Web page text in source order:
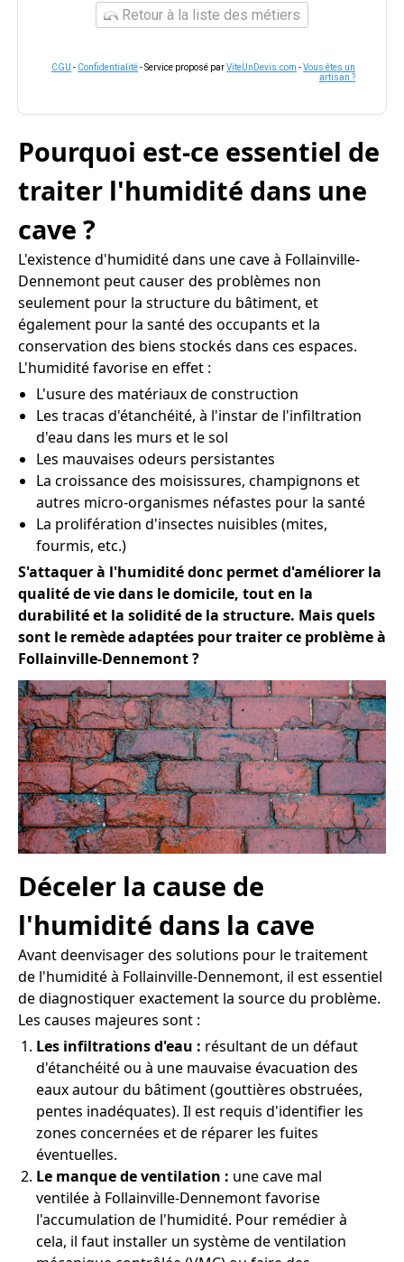
Retour à la liste des métiers
CGU - Confidentialité- Service proposé parViteUnDevis.com -Vous êtes un
artisan ?
Pourquoi est-ce essentiel de
traiter l'humidité dans une
cave ?
L'existence d'humidité dans une cave à Follainville-
Dennemont peut causer des problèmes non
seulement pour la structure du bâtiment, et
également pour la santé des occupants et la
conservation des biens stockés dans ces espaces.
L'humidité favorise en effet :
L'usure des matériaux de construction
Les tracas d'étanchéité, à l'instar de l'infiltration
d'eau dans les murs et le sol
Les mauvaises odeurs persistantes
La croissance des moisissures, champignons et
autres micro-organismes néfastes pour la santé
La prolifération d'insectes nuisibles (mites,
fourmis, etc.)
S'attaquer à l'humidité donc permet d'améliorer la
qualité de vie dans le domicile, tout en la
durabilité et la solidité de la structure. Mais quels
sont le remède adaptées pour traiter ce problème à
Follainville-Dennemont ?
Déceler la cause de
l'humidité dans la cave
Avant deenvisager des solutions pour le traitement
de l'humidité à Follainville-Dennemont, il est essentiel
de diagnostiquer exactement la source du problème.
Les causes majeures sont :
Les infiltrations d'eau : résultant de un défaut
d'étanchéité ou à une mauvaise évacuation des
eaux autour du bâtiment (gouttières obstruées,
pentes inadéquates). Il est requis d'identifier les
zones concernées et de réparer les fuites
éventuelles.
Le manque de ventilation : une cave mal
ventilée à Follainville-Dennemont favorise
l'accumulation de l'humidité. Pour remédier à
cela, il faut installer un système de ventilation